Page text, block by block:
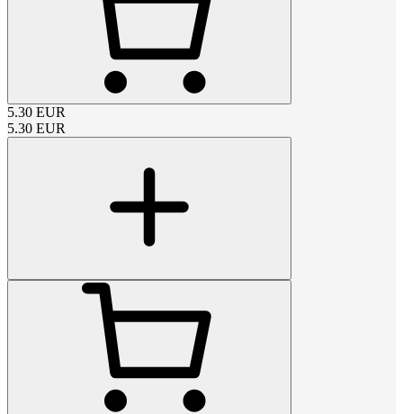
5.30 EUR
5.30 EUR